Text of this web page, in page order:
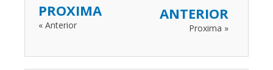
PROXIMA
« Anterior
ANTERIOR
Proxima »